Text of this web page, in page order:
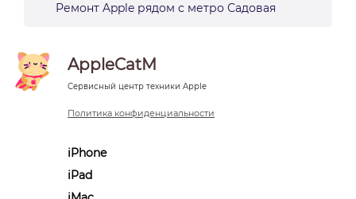
Ремонт Apple рядом с метро Садовая
AppleCatM
Сервисный центр техники Apple
Политика конфиденциальности
iPhone
iPad